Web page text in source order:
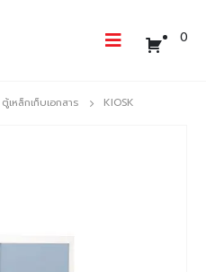
0
ตู้เหล็กเก็บเอกสาร KIOSK